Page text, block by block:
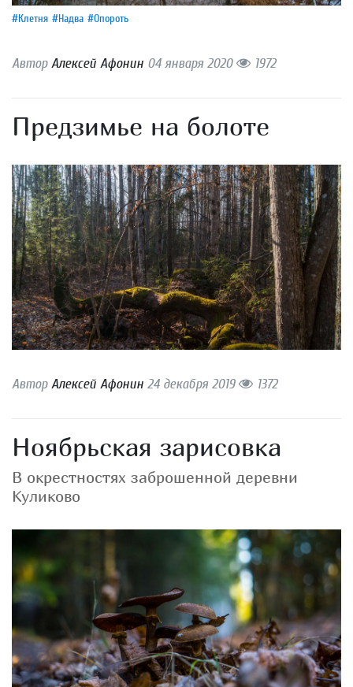
#Клетня #Надва #Опороть
АвторАлексей Афонин 04 января 2020 1972
Предзимье на болоте
АвторАлексей Афонин 24 декабря 2019 1372
Ноябрьская зарисовка
В окрестностях заброшенной деревни
Куликово